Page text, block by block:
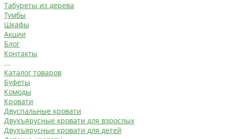
Табуреты из дерева
Тумбы
Шкафы
Акции
Блог
Контакты
...
Каталог товаров
Буфеты
Комоды
Кровати
Двуспальные кровати
Двухъярусные кровати для взрослых
Двухъярусные кровати для детей